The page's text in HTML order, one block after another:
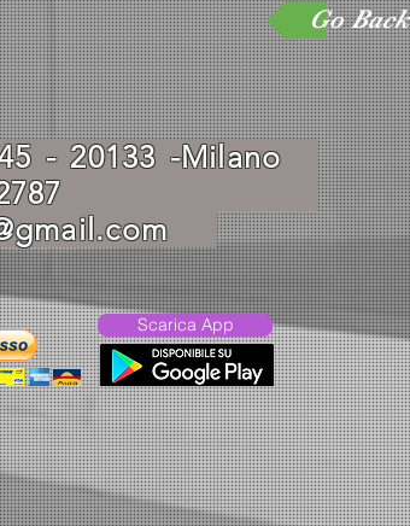
Go Back
- 20133 -Milano
9142787
Scarica App